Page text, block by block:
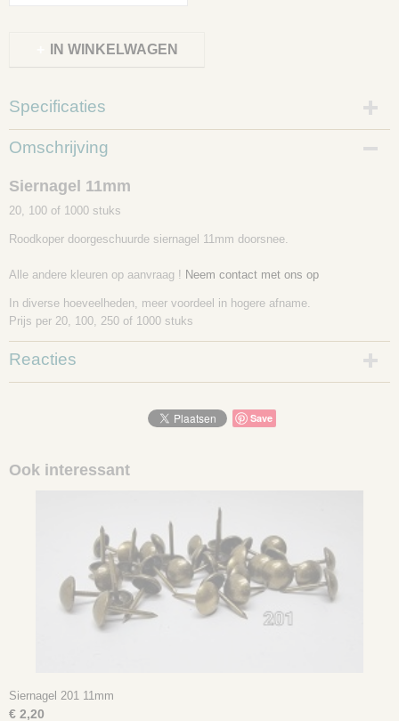
IN WINKELWAGEN
Specificaties
Productcode
1653-1873
Omschrijving
Siernagel 11mm
20, 100 of 1000 stuks
Roodkoper doorgeschuurde siernagel 11mm doorsnee.
Alle andere kleuren op aanvraag ! Neem contact met ons op
In diverse hoeveelheden, meer voordeel in hogere afname.
Prijs per 20, 100, 250 of 1000 stuks
Reacties
Save
Ook interessant
Siernagel 201 11mm
€ 2,20